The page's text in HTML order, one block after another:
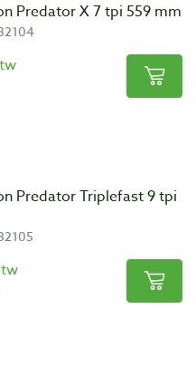
Predator X 7 tpi 559 mm
Predator Triplefast 9 tpi